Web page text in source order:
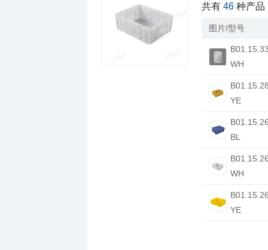
共有46 种产品
图片/型号
WH
YE
BL
WH
YE